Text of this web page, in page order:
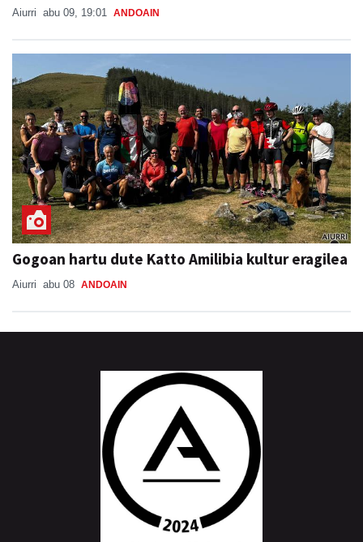
Aiurri abu 09, 19:01 ANDOAIN
Gogoan hartu dute Katto Amilibia kultur eragilea
Aiurri abu 08 ANDOAIN